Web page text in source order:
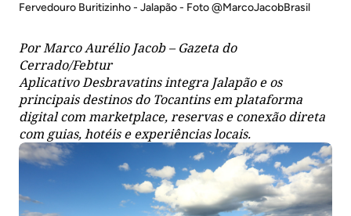
Fervedouro Buritizinho - Jalapão - Foto @MarcoJacobBrasil
Por Marco Aurélio Jacob – Gazeta do
Cerrado/Febtur
Aplicativo Desbravatins integra Jalapão e os
principais destinos do Tocantins em plataforma
digital com marketplace, reservas e conexão direta
com guias, hotéis e experiências locais.